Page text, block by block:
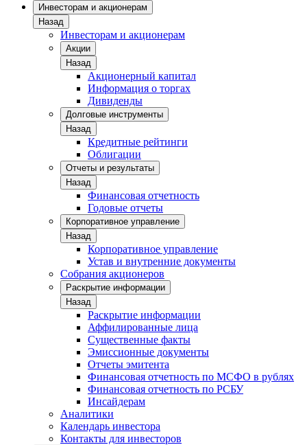
Инвесторам и акционерам
Назад
Инвесторам и акционерам
Акции
Назад
Акционерный капитал
Информация о торгах
Дивиденды
Долговые инструменты
Назад
Кредитные рейтинги
Облигации
Отчеты и результаты
Назад
Финансовая отчетность
Годовые отчеты
Корпоративное управление
Назад
Корпоративное управление
Устав и внутренние документы
Собрания акционеров
Раскрытие информации
Назад
Раскрытие информации
Аффилированные лица
Существенные факты
Эмиссионные документы
Отчеты эмитента
Финансовая отчетность по МСФО в рублях
Финансовая отчетность по РСБУ
Инсайдерам
Аналитики
Календарь инвестора
Контакты для инвесторов